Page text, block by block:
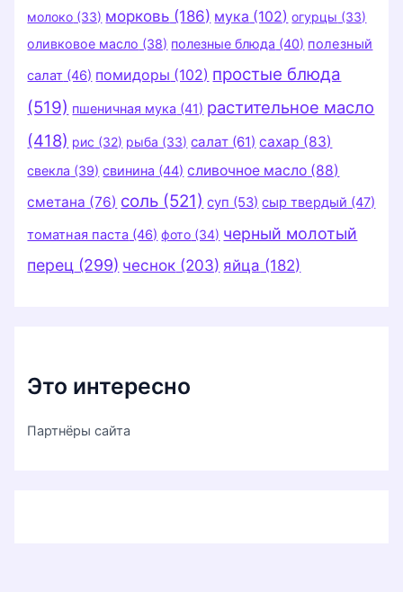
молоко (33) морковь (186) мука (102) огурцы (33)
оливковое масло (38) полезные блюда (40) полезный
салат (46) помидоры (102) простые блюда
(519) пшеничная мука (41) растительное масло
(418) рис (32) рыба (33) салат (61) сахар (83)
свекла (39) свинина (44) сливочное масло (88)
сметана (76) соль (521) суп (53) сыр твердый (47)
томатная паста (46) фото (34) черный молотый
перец (299) чеснок (203) яйца (182)
Это интересно
Партнёры сайта